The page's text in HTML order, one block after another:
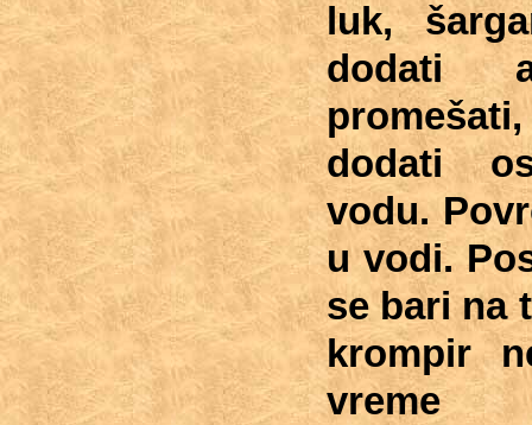
luk,
dodati
dodati
vodu.
u vodi.
se bari na
krompir
vreme